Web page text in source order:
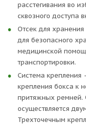
расстегивания во
сквозного доступа
Отсек для
для безопасного
медицинской
транспортировки.
Система крепления
крепления бокса к
притяжных ремней.
осуществляется
Трехточечным